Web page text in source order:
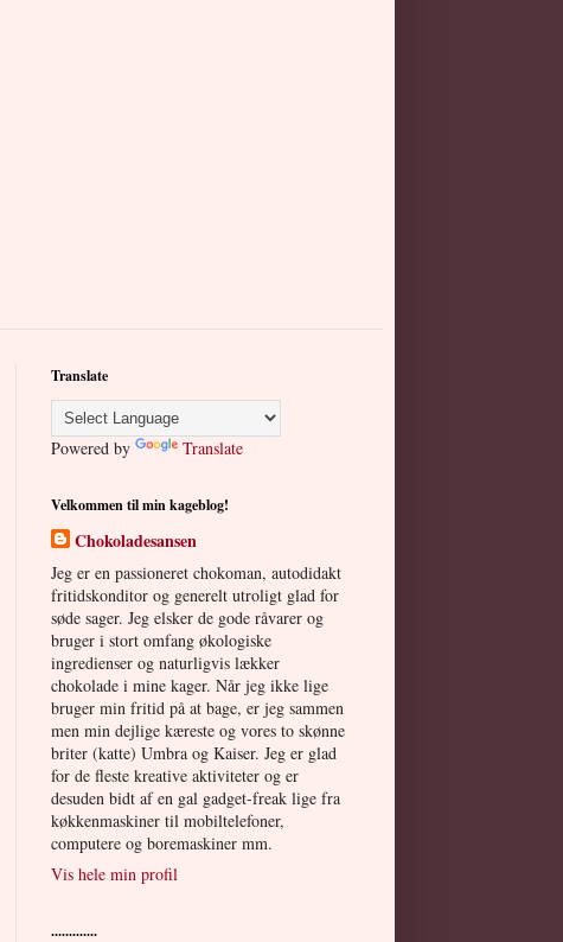
Translate
Powered by Translate
Velkommen til min kageblog!
Chokoladesansen
Jeg er en passioneret chokoman, autodidakt
fritidskonditor og generelt utroligt glad for
søde sager. Jeg elsker de gode råvarer og
bruger i stort omfang økologiske
ingredienser og naturligvis lækker
chokolade i mine kager. Når jeg ikke lige
bruger min fritid på at bage, er jeg sammen
men min dejlige kæreste og vores to skønne
briter (katte) Umbra og Kaiser. Jeg er glad
for de fleste kreative aktiviteter og er
desuden bidt af en gal gadget-freak lige fra
køkkenmaskiner til mobiltelefoner,
computere og boremaskiner mm.
Vis hele min profil
.............